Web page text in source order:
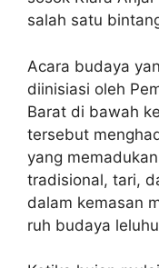
salah satu
Acara budaya
diinisiasi oleh
Barat di bawah
tersebut
yang
tradisional, tari,
dalam kemasan
ruh budaya